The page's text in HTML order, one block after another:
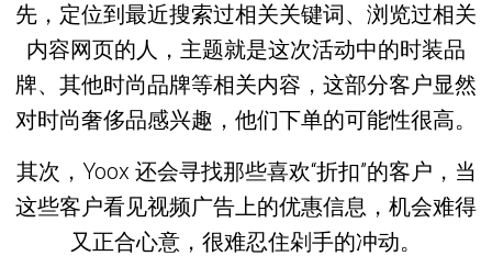
先，定位到最近搜索过相关关键词、浏览过相关
内容网页的人，主题就是这次活动中的时装品
牌、其他时尚品牌等相关内容，这部分客户显然
对时尚奢侈品感兴趣，他们下单的可能性很高。
其次，Yoox 还会寻找那些喜欢“折扣”的客户，当
这些客户看见视频广告上的优惠信息，机会难得
又正合心意，很难忍住剁手的冲动。